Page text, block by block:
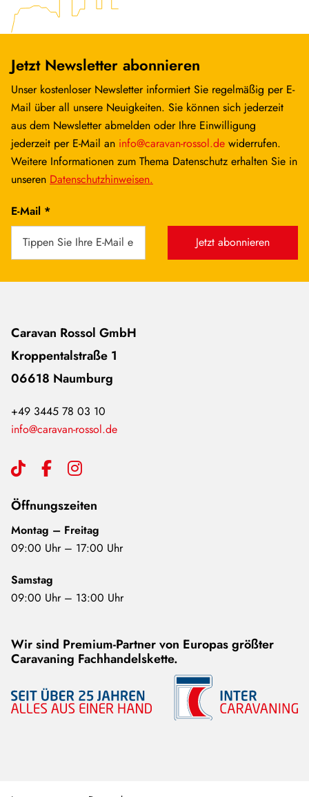
Jetzt Newsletter abonnieren
Unser kostenloser Newsletter informiert Sie regelmäßig per E-
Mail über all unsere Neuigkeiten. Sie können sich jederzeit
aus dem Newsletter abmelden oder Ihre Einwilligung
jederzeit per E-Mail an info@caravan-rossol.de widerrufen.
Weitere Informationen zum Thema Datenschutz erhalten Sie in
unseren Datenschutzhinweisen.
E-Mail *
Jetzt abonnieren
Caravan Rossol GmbH
Kroppentalstraße 1
06618 Naumburg
+49 3445 78 03 10
info@caravan-rossol.de
Öffnungszeiten
Montag – Freitag
09:00 Uhr – 17:00 Uhr
Samstag
09:00 Uhr – 13:00 Uhr
Wir sind Premium-Partner von Europas größter
Caravaning Fachhandelskette.